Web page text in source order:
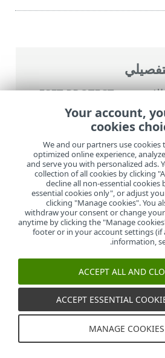
>
ESET PROTECT
>
>القائمة الرئيسية
المزيد>حقوق الوصول
> إدارة مجموعات الأذونات
© 1992 - إدارة ملفات تعريف الارتباط
Your account,
cookies
We and our partners use
optimized online experience,
and serve you with personalized ads.
collection of all cookies by clicking
decline all non-essential cookies
essential cookies only", or adjust
clicking "Manage cookies". You
withdraw your consent or change
anytime by clicking the "Manage
footer or in your account settings (if
information,
.
ACCEPT ALL AND
ACCEPT ESSENTIAL
MANAGE COOKIES